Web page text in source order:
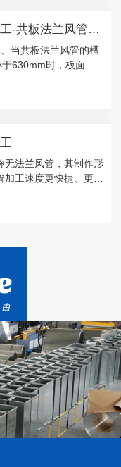
临夏通风管道加工-共板法兰风管成品
当共板法兰风管的槽
630mm时，板面不
大于或等于630mm
强筋，加强筋间距在
无法兰风管，其制作形
工速度更快捷、更方
优点是节省材料，减
，降低能耗，节省运